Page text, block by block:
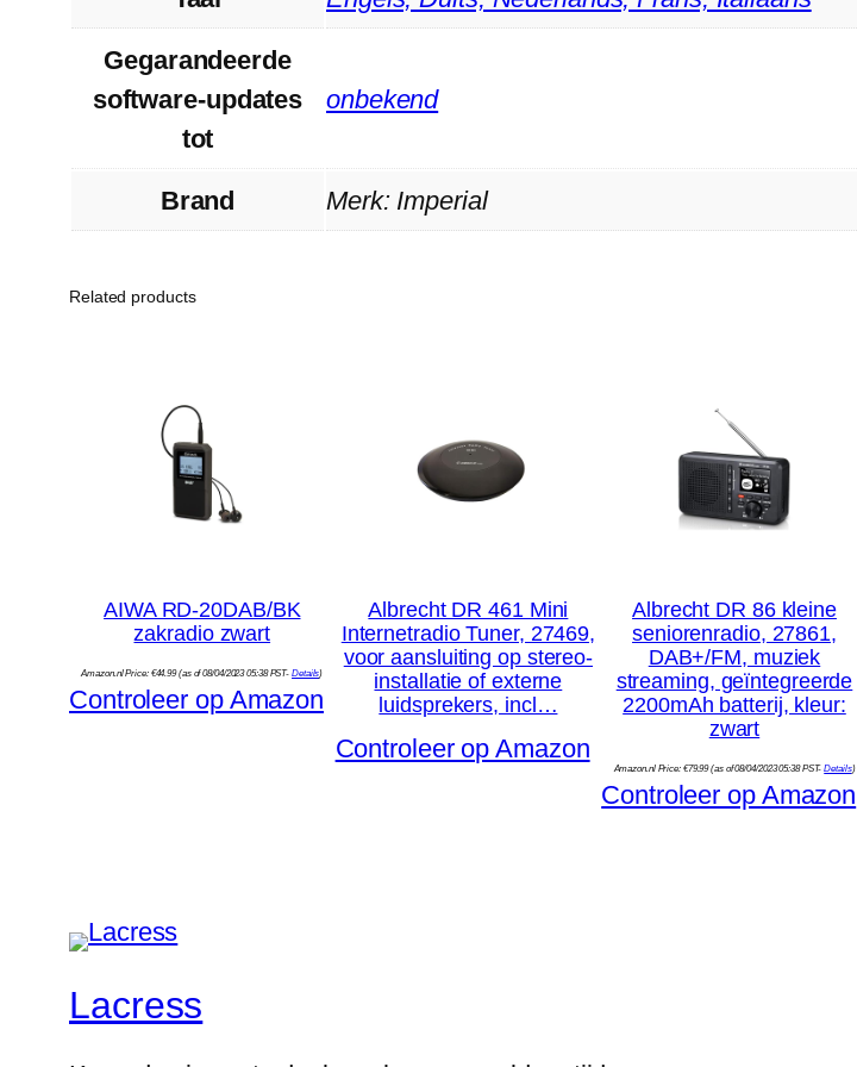
Gegarandeerde
software-updates
tot
‎onbekend
Brand Merk: Imperial
Related products
AIWA RD-20DAB/BK
zakradio zwart
Amazon.nl Price: €44.99(as of 08/04/2023 05:38 PST-Details)
Controleer op Amazon
Albrecht DR 461 Mini
Internetradio Tuner, 27469,
voor aansluiting op stereo-
installatie of externe
luidsprekers, incl…
Controleer op Amazon
Albrecht DR 86 kleine
seniorenradio, 27861,
DAB+/FM, muziek
streaming, geïntegreerde
2200mAh batterij, kleur:
zwart
Amazon.nl Price: €79.99(as of 08/04/2023 05:38 PST-Details)
Controleer op Amazon
Lacress